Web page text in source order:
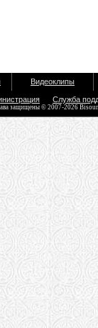
Видеоклипы
Служба
защищены © 2007-2026